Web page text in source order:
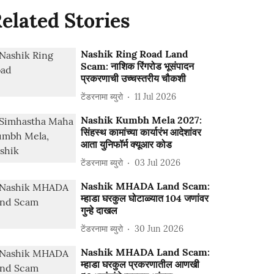
Stories
Nashik Ring Road Land
Scam: नाशिक रिंगरोड भूसंपादन
प्रकरणाची उच्चस्तरीय चौकशी
टेंडरनामा ब्युरो 11 Jul 2026
Nashik Kumbh Mela 2027:
सिंहस्थ कामांच्या कार्यारंभ आदेशांवर
आता युनिफॉर्म क्यूआर कोड
टेंडरनामा ब्युरो 03 Jul 2026
Nashik MHADA Land Scam:
म्हाडा घरकुल घोटाळ्यात 104 जणांवर
गुन्हे दाखल
टेंडरनामा ब्युरो 30 Jun 2026
Nashik MHADA Land Scam:
म्हाडा घरकुल प्रकरणातील आणखी